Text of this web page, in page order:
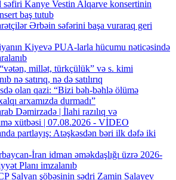
səfiri Kanye Vestin Alqarve konsertinin
baş tutub
Ərbəin səfərini başa vuraraq geri
Kiyevə PUA-larla hücumu nəticəsində
millət, türkçülük” və s. kimi
nə satırıq, nə də satılırıq
olan qazi: “Bizi bəh-bəhlə ölümə
arxamızda durmadı”
Dəmirzadə | İlahi razılıq və
xütbəsi | 07.08.2026 - VİDEO
partlayış: Atəşkəsdən bəri ilk dəfə iki
İran idman əməkdaşlığı üzrə 2026-
Planı imzalanıb
Salyan şöbəsinin sədri Zamin Salayev